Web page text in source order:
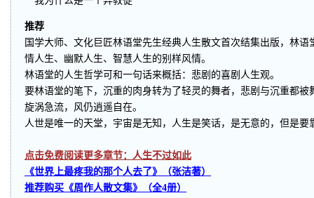
推荐
国学大师、文化巨匠林语堂先生经典人生散文首次结集出版，林
情人生、幽默人生、智慧人生的别样风情。
林语堂的人生哲学可和一句话来概括：悲剧的喜剧人生观。
要林语堂的笔下，沉重的肉身转为了轻灵的舞者，悲剧与沉重都
旋涡急流，风仍逍遥自在。
人世是唯一的天堂，宇宙是无知，人生是笑话，是无意的，但是要
点击免费阅读更多章节：人生不过如此
《世界上最疼我的那个人去了》（张洁著）
推荐购买《周作人散文集》（全4册）